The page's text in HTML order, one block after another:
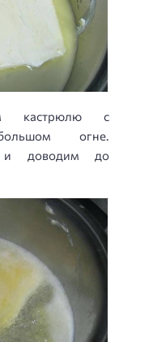
кастрюлю с
огне.
и доводим до